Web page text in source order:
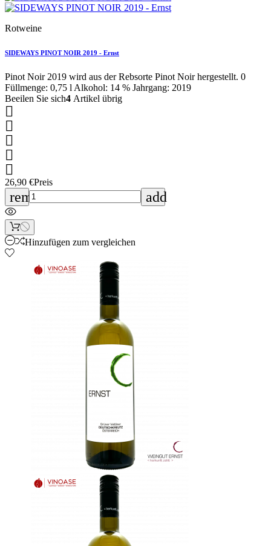
Rotweine
SIDEWAYS PINOT NOIR 2019 - Ernst
Pinot Noir 2019 wird aus der Rebsorte Pinot Noir hergestellt. 0
Füllmenge: 0,75 l Alkohol: 14 % Jahrgang: 2019
Beeilen Sie sich4 Artikel übrig





26,90 €Preis
remove add
Hinzufügen zum vergleichen